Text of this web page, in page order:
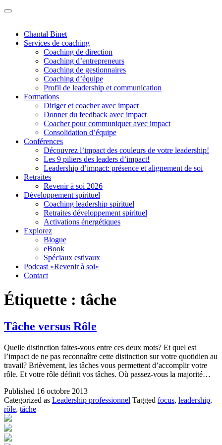
Chantal Binet
Services de coaching
Coaching de direction
Coaching d’entrepreneurs
Coaching de gestionnaires
Coaching d’équipe
Profil de leadership et communication
Formations
Diriger et coacher avec impact
Donner du feedback avec impact
Coacher pour communiquer avec impact
Consolidation d’équipe
Conférences
Découvrez l’impact des couleurs de votre leadership!
Les 9 piliers des leaders d’impact!
Leadership d’impact: présence et alignement de soi
Retraites
Revenir à soi 2026
Développement spirituel
Coaching leadership spirituel
Retraites développement spirituel
Activations énergétiques
Explorez
Blogue
eBook
Spéciaux estivaux
Podcast «Revenir à soi»
Contact
Étiquette : tâche
Tâche versus Rôle
Quelle distinction faites-vous entre ces deux mots? Et quel est
l’impact de ne pas reconnaître cette distinction sur votre quotidien au
travail? Brièvement, les tâches vous permettent d’accomplir votre
rôle. Et votre rôle définit vos tâches. Où passez-vous la majorité…
Published 16 octobre 2013
Categorized as Leadership professionnel Tagged focus, leadership,
rôle, tâche